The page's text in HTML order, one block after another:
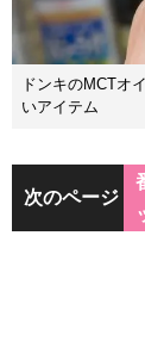
ドンキのMCTオ
いアイテム
次のページ